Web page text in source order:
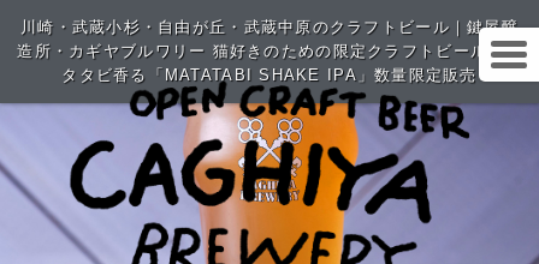
川崎・武蔵小杉・自由が丘・武蔵中原のクラフトビール｜鍵屋醸
造所・カギヤブルワリー 猫好きのための限定クラフトビール｜マ
タタビ香る「MATATABI SHAKE IPA」数量限定販売